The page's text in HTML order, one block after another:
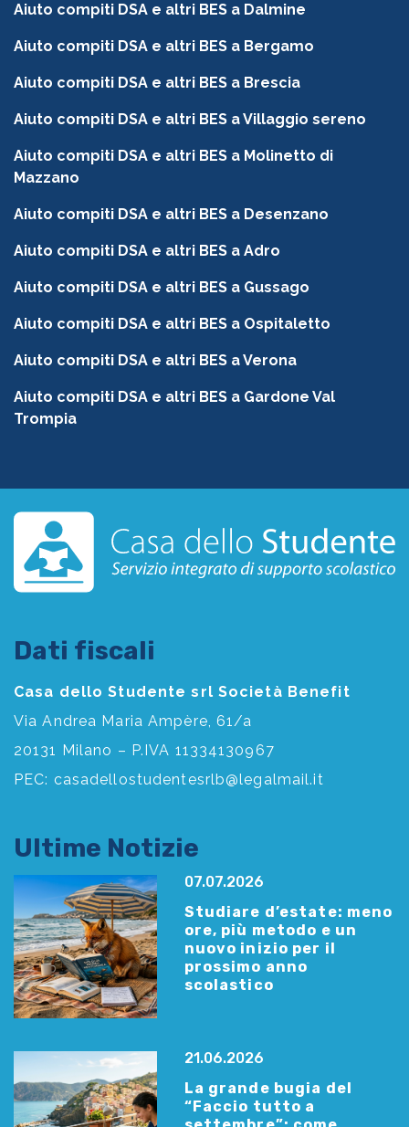
Aiuto compiti DSA e altri BES a Dalmine
Aiuto compiti DSA e altri BES a Bergamo
Aiuto compiti DSA e altri BES a Brescia
Aiuto compiti DSA e altri BES a Villaggio sereno
Aiuto compiti DSA e altri BES a Molinetto di
Mazzano
Aiuto compiti DSA e altri BES a Desenzano
Aiuto compiti DSA e altri BES a Adro
Aiuto compiti DSA e altri BES a Gussago
Aiuto compiti DSA e altri BES a Ospitaletto
Aiuto compiti DSA e altri BES a Verona
Aiuto compiti DSA e altri BES a Gardone Val
Trompia
Dati fiscali
Casa dello Studente srl Società Benefit
Via Andrea Maria Ampère, 61/a
20131 Milano – P.IVA 11334130967
PEC: casadellostudentesrlb@legalmail.it
Ultime Notizie
07.07.2026
Studiare d’estate: meno
ore, più metodo e un
nuovo inizio per il
prossimo anno
scolastico
21.06.2026
La grande bugia del
“Faccio tutto a